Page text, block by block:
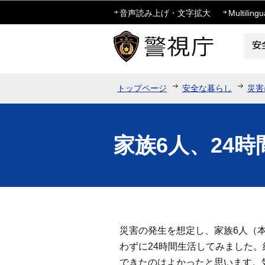
音声読み上げ・文字拡大
トップページ 安全な暮らし 災
家族6人、24時
災害の発生を想定し、家族6人（
わずに24時間生活してみました
できたのはよかったと思います